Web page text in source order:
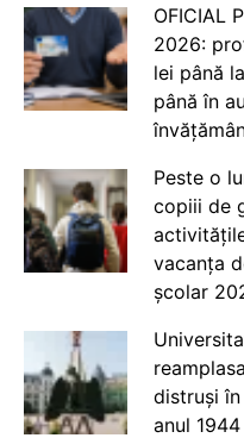
OFICIAL
2026:
lei până
până în
Peste o
copiii de
vacanța
școlar
distruși
anul